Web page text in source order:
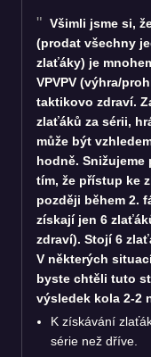
Všimli jsme si,
(prodat všechny
zlaťáky) je
VPVPV (výhra/
taktikovo zdraví.
zlaťáků za sérii,
může být
hodně.
tím, že přístup ke
později během 2.
získají jen 6
zdraví). Stojí 6
V některých
byste chtěli tuto
výsledek kola 2-2
K získávání
série než dříve.